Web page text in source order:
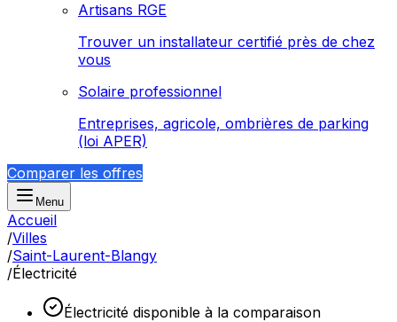
Artisans RGE
Trouver un installateur certifié près de chez
vous
Solaire professionnel
Entreprises, agricole, ombrières de parking
(loi APER)
Comparer les offres
Menu
Accueil
/Villes
/Saint-Laurent-Blangy
/Électricité
Électricité disponible à la comparaison